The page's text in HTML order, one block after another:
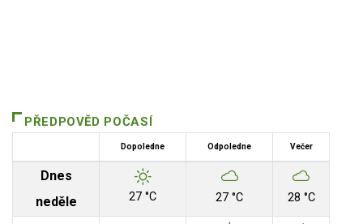
PŘEDPOVĚD POČASÍ
Dopoledne Odpoledne Večer
Dnes
neděle
27 °C 27 °C 28 °C